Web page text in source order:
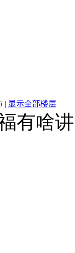
| 显示全部楼层
有啥